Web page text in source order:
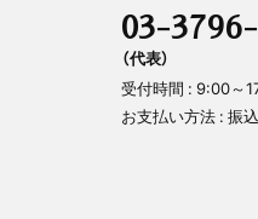
03-
（代表）
受付時間 : 9:00～
お支払い方法 : 振